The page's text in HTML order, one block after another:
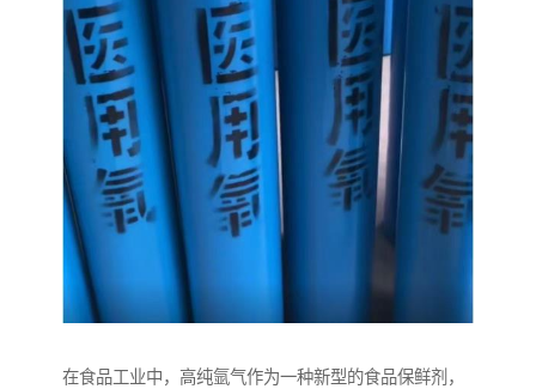
在食品工业中，高纯氩气作为一种新型的食品保鲜剂，